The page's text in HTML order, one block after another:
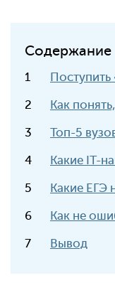
Содержание
Поступить
Как
Топ-5
Какие IT-
Какие ЕГЭ
Как не
Вывод